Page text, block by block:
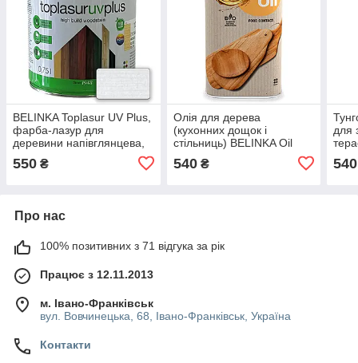
BELINKA Toplasur UV Plus,
фарба-лазур для
деревини напівглянцева,
550 ₴
Олія для дерева
(кухонних дощок і
стільниць) BELINKA Oil
540₴
для
540
Про нас
100% позитивних з 71 відгука за рік
Працює з 12.11.2013
м. Івано-Франківськ
вул. Вовчинецька, 68, Івано-Франківськ, Україна
Контакти